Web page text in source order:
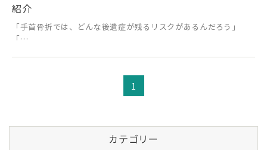
紹介
「手首骨折では、どんな後遺症が残るリスクがあるんだろう」
「…
1
カテゴリー